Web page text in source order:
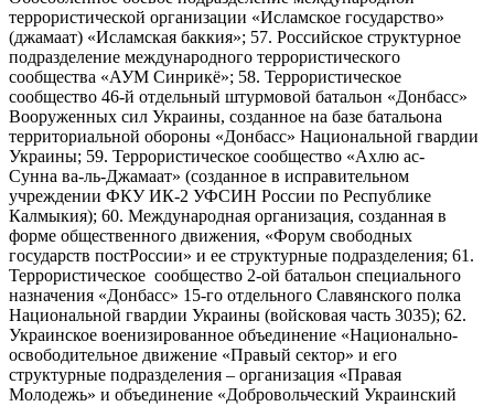
террористической организации «Исламское государство»
(джамаат) «Исламская баккия»; 57. Российское структурное
подразделение международного террористического
сообщества «АУМ Синрикё»; 58. Террористическое
сообщество 46-й отдельный штурмовой батальон «Донбасс»
Вооруженных сил Украины, созданное на базе батальона
территориальной обороны «Донбасс» Национальной гвардии
Украины; 59. Террористическое сообщество «Ахлю ас-
Сунна ва-ль-Джамаат» (созданное в исправительном
учреждении ФКУ ИК-2 УФСИН России по Республике
Калмыкия); 60. Международная организация, созданная в
форме общественного движения, «Форум свободных
государств постРоссии» и ее структурные подразделения; 61.
Террористическое сообщество 2-ой батальон специального
назначения «Донбасс» 15-го отдельного Славянского полка
Национальной гвардии Украины (войсковая часть 3035); 62.
Украинское военизированное объединение «Национально-
освободительное движение «Правый сектор» и его
структурные подразделения – организация «Правая
Молодежь» и объединение «Добровольческий Украинский